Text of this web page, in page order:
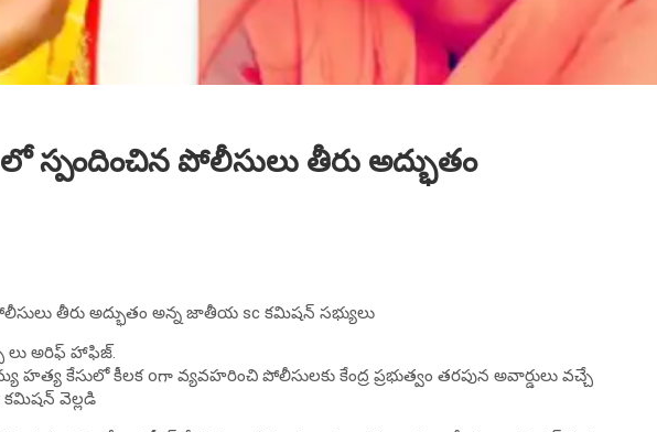
పోలీసులు తీరు అద్భుతం
తీరు అద్భుతం అన్న జాతీయ sc కమిషన్ సభ్యులు
లు అరిఫ్ హాఫిజ్.
హత్య కేసులో కీలక oగా వ్యవహరించి పోలీసులకు కేంద్ర ప్రభుత్వం తరపున అవార్డులు వచ్చే
వెల్లడి